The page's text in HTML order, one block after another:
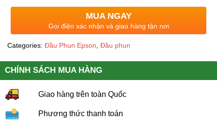
MUA NGAY
Gọi điện xác nhận và giao hàng tận nơi
Categories: Đầu Phun Epson Đầu phun
CHÍNH SÁCH MUA HÀNG
Giao hàng trên toàn Quốc
Phương thức thanh toán